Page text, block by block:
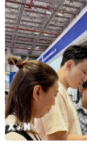
#Triển lãm rượu vang
#Nhụy hoa huệ tây
#EVFTA
Italy